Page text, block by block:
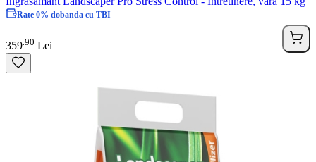
Rate 0% dobanda cu TBI
359 90 Lei